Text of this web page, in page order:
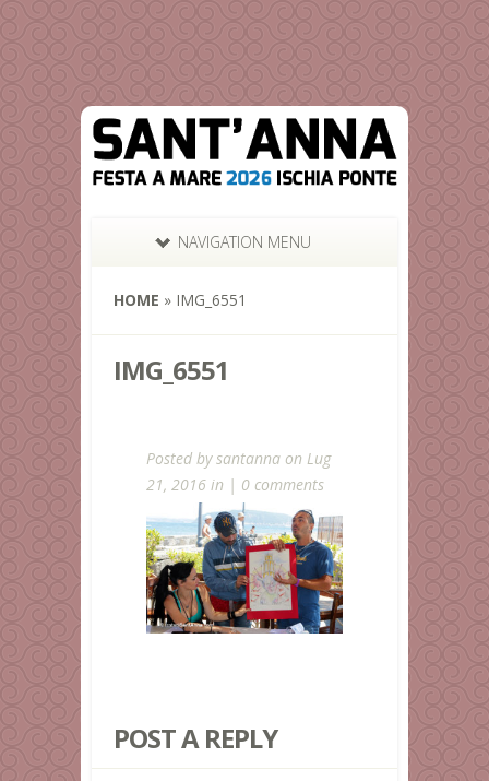
NAVIGATION MENU
HOME » IMG_6551
IMG_6551
Posted bysantanna on Lug
21, 2016 in | 0 comments
POST A REPLY